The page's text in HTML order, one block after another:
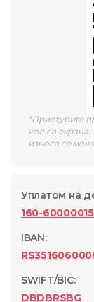
*Приступите
код са
износа се
Уплатом на
160-
IBAN:
SWIFT/BIC:
DBDBRSBG